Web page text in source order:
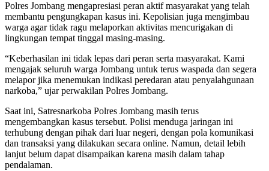
Polres Jombang mengapresiasi peran aktif masyarakat yang telah
membantu pengungkapan kasus ini. Kepolisian juga mengimbau
warga agar tidak ragu melaporkan aktivitas mencurigakan di
lingkungan tempat tinggal masing-masing.
“Keberhasilan ini tidak lepas dari peran serta masyarakat. Kami
mengajak seluruh warga Jombang untuk terus waspada dan segera
melapor jika menemukan indikasi peredaran atau penyalahgunaan
narkoba,” ujar perwakilan Polres Jombang.
Saat ini, Satresnarkoba Polres Jombang masih terus
mengembangkan kasus tersebut. Polisi menduga jaringan ini
terhubung dengan pihak dari luar negeri, dengan pola komunikasi
dan transaksi yang dilakukan secara online. Namun, detail lebih
lanjut belum dapat disampaikan karena masih dalam tahap
pendalaman.